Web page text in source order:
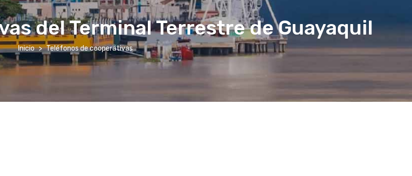
del Terminal Terrestre de Guayaquil
Inicio Teléfonos de cooperativas